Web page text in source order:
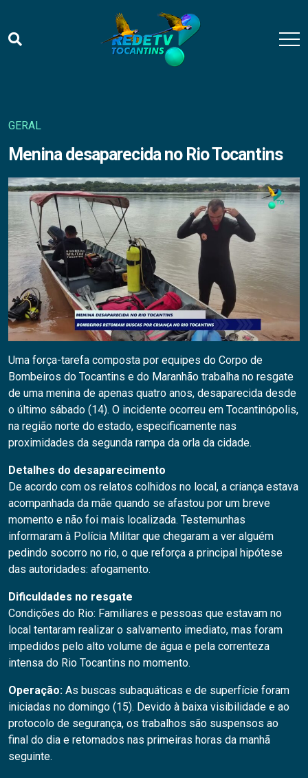
GERAL
Menina desaparecida no Rio Tocantins
Uma força-tarefa composta por equipes do Corpo de
Bombeiros do Tocantins e do Maranhão trabalha no resgate
de uma menina de apenas quatro anos, desaparecida desde
o último sábado (14). O incidente ocorreu em Tocantinópolis,
na região norte do estado, especificamente nas
proximidades da segunda rampa da orla da cidade.
Detalhes do desaparecimento
De acordo com os relatos colhidos no local, a criança estava
acompanhada da mãe quando se afastou por um breve
momento e não foi mais localizada. Testemunhas
informaram à Polícia Militar que chegaram a ver alguém
pedindo socorro no rio, o que reforça a principal hipótese
das autoridades: afogamento.
Dificuldades no resgate
Condições do Rio: Familiares e pessoas que estavam no
local tentaram realizar o salvamento imediato, mas foram
impedidos pelo alto volume de água e pela correnteza
intensa do Rio Tocantins no momento.
Operação: As buscas subaquáticas e de superfície foram
iniciadas no domingo (15). Devido à baixa visibilidade e ao
protocolo de segurança, os trabalhos são suspensos ao
final do dia e retomados nas primeiras horas da manhã
seguinte.